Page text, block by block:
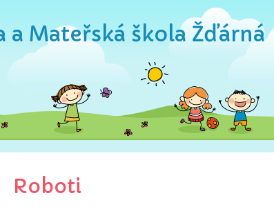
a Mateřská škola Žďárná
Roboti